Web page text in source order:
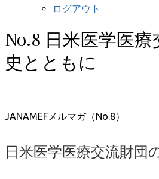
ログアウト
No.8 日米医学医
史とともに
JANAMEFメルマガ（No.8）
日米医学医療交流財団